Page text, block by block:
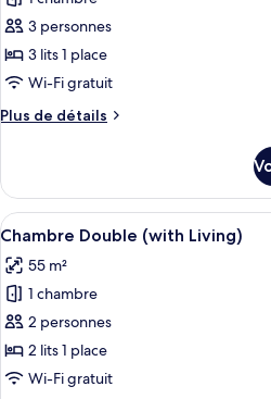
(4
adults)
pour
ce
type
chambre :
(2
adults
and
1
child)
3 personnes
3 lits 1 place
Wi-Fi gratuit
Plus de détails
Plus
le
type
de
Chambre
Familiale
(2
adults
and
child)
Afficher
toutes
les
photos
pour
ce
type
4
Chambre Double (with Living)
55 m²
1 chambre
2 personnes
2 lits 1 place
Wi-Fi gratuit